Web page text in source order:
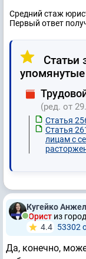
Средний стаж
Первый ответ
Статьи
(ред. от
Статья
Статья
лицам с
Кугейко
Юрист из
4.4 53302
Да, конечно,